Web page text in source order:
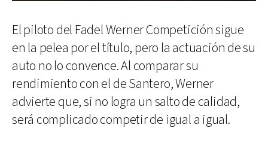
El piloto del Fadel Werner Competición sigue
en la pelea por el título, pero la actuación de su
auto no lo convence. Al comparar su
rendimiento con el de Santero, Werner
advierte que, si no logra un salto de calidad,
será complicado competir de igual a igual.